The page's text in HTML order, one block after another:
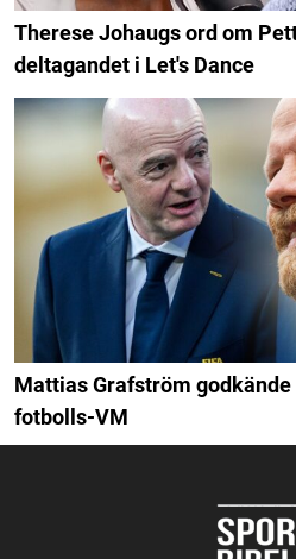
Therese Johaugs ord om
deltagandet i Let's Dance
Mattias Grafström
fotbolls-VM